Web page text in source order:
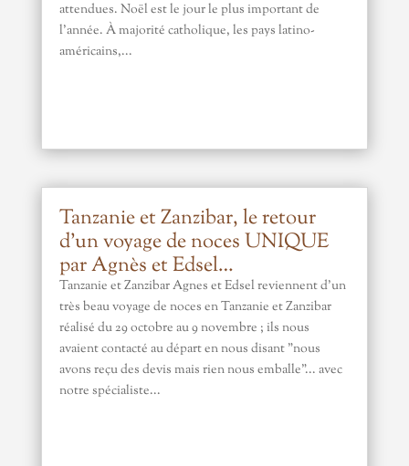
attendues. Noël est le jour le plus important de
l’année. À majorité catholique, les pays latino-
américains,...
Tanzanie et Zanzibar, le retour
d’un voyage de noces UNIQUE
par Agnès et Edsel…
Tanzanie et Zanzibar Agnes et Edsel reviennent d'un
très beau voyage de noces en Tanzanie et Zanzibar
réalisé du 29 octobre au 9 novembre ; ils nous
avaient contacté au départ en nous disant "nous
avons reçu des devis mais rien nous emballe"... avec
notre spécialiste...